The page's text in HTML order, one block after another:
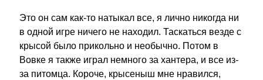
Это он сам как-то натыкал все, я лично никогда ни
в одной игре ничего не находил. Таскаться везде с
крысой было прикольно и необычно. Потом в
Вовке я также играл немного за хантера, и все из-
за питомца. Короче, крысеныш мне нравился,